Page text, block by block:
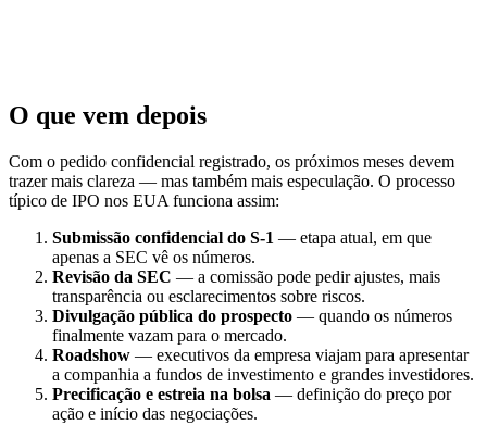
O que vem depois
Com o pedido confidencial registrado, os próximos meses devem
trazer mais clareza — mas também mais especulação. O processo
típico de IPO nos EUA funciona assim:
Submissão confidencial do S-1 — etapa atual, em que
apenas a SEC vê os números.
Revisão da SEC — a comissão pode pedir ajustes, mais
transparência ou esclarecimentos sobre riscos.
Divulgação pública do prospecto — quando os números
finalmente vazam para o mercado.
Roadshow — executivos da empresa viajam para apresentar
a companhia a fundos de investimento e grandes investidores.
Precificação e estreia na bolsa — definição do preço por
ação e início das negociações.